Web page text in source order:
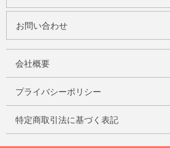
お問い合わせ
会社概要
プライバシーポリシー
特定商取引法に基づく表記